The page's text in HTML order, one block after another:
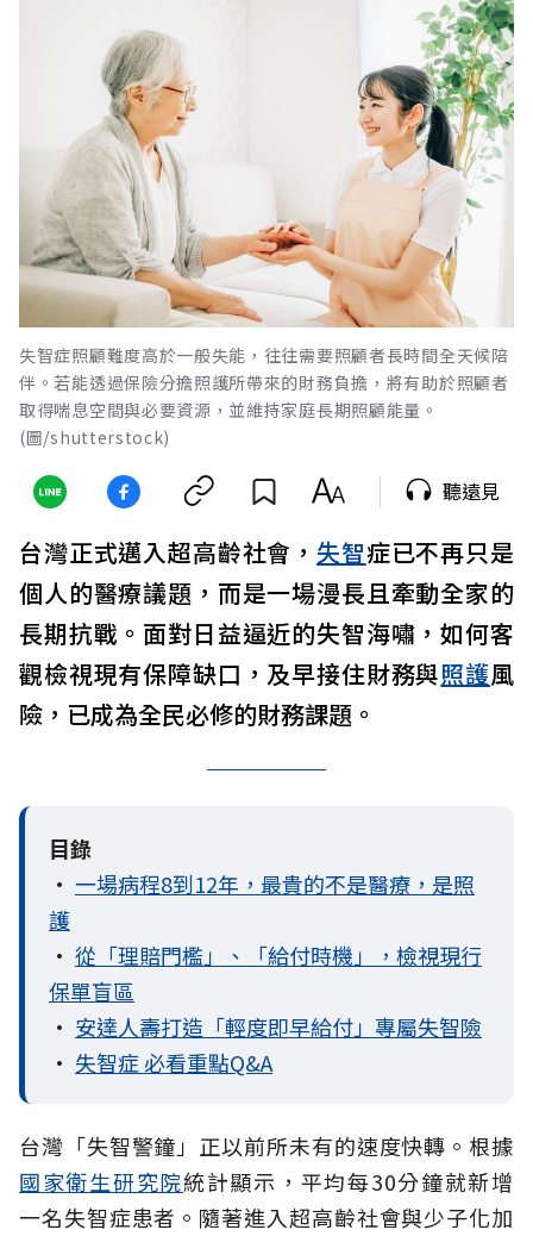
失智症照顧難度高於一般失能，往往需要照顧者長時間全天候陪
伴。若能透過保險分擔照護所帶來的財務負擔，將有助於照顧者
取得喘息空間與必要資源，並維持家庭長期照顧能量。
(圖/shutterstock)
聽遠見
台灣正式邁入超高齡社會， 失智症已不再只是
個人的醫療議題，而是一場漫長且牽動全家的
長期抗戰。面對日益逼近的失智海嘯，如何客
觀檢視現有保障缺口，及早接住財務與照護風
險，已成為全民必修的財務課題。
目錄
• 一場病程8到12年，最貴的不是醫療，是照
護
• 從「理賠門檻」、「給付時機」，檢視現行
保單盲區
• 安達人壽打造「輕度即早給付」專屬失智險
• 失智症 必看重點Q&A
台灣「失智警鐘」正以前所未有的速度快轉。根據
國家衛生研究院統計顯示，平均每30分鐘就新增
一名失智症患者。隨著進入超高齡社會與少子化加